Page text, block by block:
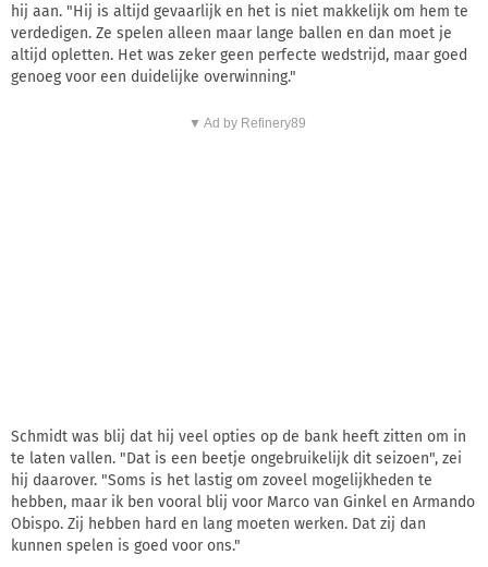
hij aan. "Hij is altijd gevaarlijk en het is niet makkelijk om hem te
verdedigen. Ze spelen alleen maar lange ballen en dan moet je
altijd opletten. Het was zeker geen perfecte wedstrijd, maar goed
genoeg voor een duidelijke overwinning."
▼ Ad by Refinery89
Schmidt was blij dat hij veel opties op de bank heeft zitten om in
te laten vallen. "Dat is een beetje ongebruikelijk dit seizoen", zei
hij daarover. "Soms is het lastig om zoveel mogelijkheden te
hebben, maar ik ben vooral blij voor Marco van Ginkel en Armando
Obispo. Zij hebben hard en lang moeten werken. Dat zij dan
kunnen spelen is goed voor ons."